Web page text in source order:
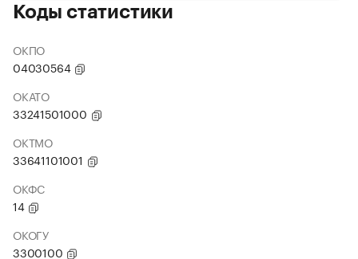
Коды статистики
ОКПО
04030564
ОКАТО
33241501000
ОКТМО
33641101001
ОКФС
14
ОКОГУ
3300100